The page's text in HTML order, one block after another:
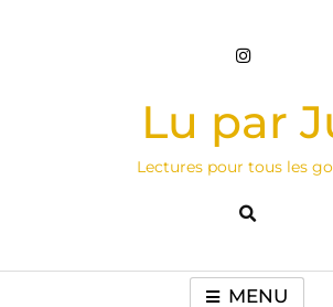
Lu par
Lectures pour tous les
MENU